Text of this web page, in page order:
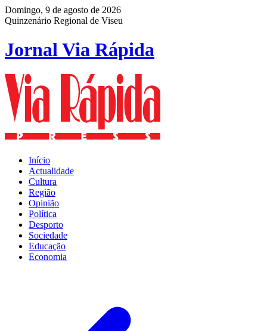
Domingo, 9 de agosto de 2026
Quinzenário Regional de Viseu
Jornal Via Rápida
Início
Actualidade
Cultura
Região
Opinião
Política
Desporto
Sociedade
Educação
Economia